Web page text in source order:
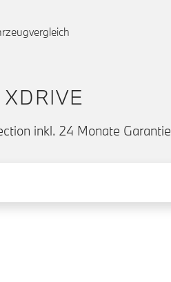
inkl. 24 Monate Garantie